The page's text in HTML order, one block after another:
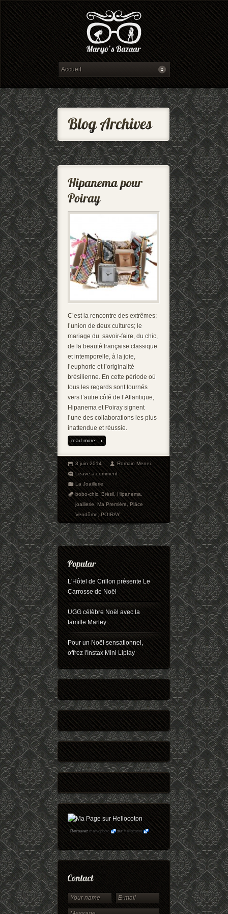
C’est la rencontre des extrêmes;
l’union de deux cultures; le
mariage du savoir-faire, du chic,
de la beauté française classique
et intemporelle, à la joie,
l’euphorie et l’originalité
brésilienne. En cette période où
tous les regards sont tournés
vers l’autre côté de l’Atlantique,
Hipanema et Poiray signent
l’une des collaborations les plus
inattendue et réussie.
read more
3 juin 2014
Romain Menei
Leave a comment
La Joaillerie
bobo-chic,Brésil,Hipanema,
joaillerie,Ma Première,Plâce
Vendôme,POIRAY
L'Hôtel de Crillon présente Le
Carrosse de Noël
UGG célèbre Noël avec la
famille Marley
Pour un Noël sensationnel,
offrez l'Instax Mini Liplay
Retrouvezmaryophoto surHellocoton